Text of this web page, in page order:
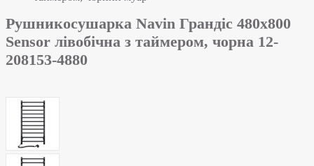
Рушникосушарка Navin Грандіс 480х800
Sensor лівобічна з таймером, чорна 12-
208153-4880